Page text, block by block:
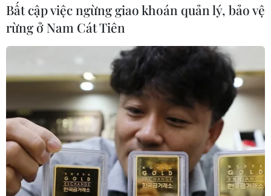
Bất cập việc ngừng giao khoán quản lý, bảo vệ
rừng ở Nam Cát Tiên